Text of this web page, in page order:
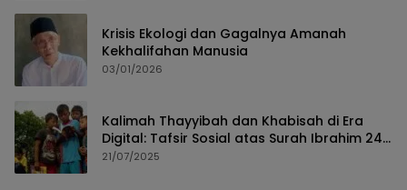
Krisis Ekologi dan Gagalnya Amanah
Kekhalifahan Manusia
03/01/2026
Kalimah Thayyibah dan Khabisah di Era
Digital: Tafsir Sosial atas Surah Ibrahim 24–
30
21/07/2025